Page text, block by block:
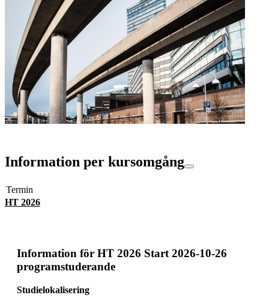
Information per kursomgång
Termin
HT 2026
Information för HT 2026 Start 2026-10-26
programstuderande
Studielokalisering